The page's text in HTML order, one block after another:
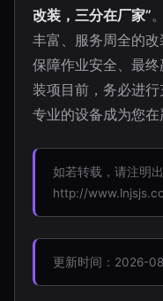
改装，三分在厂家”
丰富、服务周全的改
保障作业安全、最
装项目前，务必进
专业的设备成为您在
如若转载，请注明出
http://
更新时间：2026-